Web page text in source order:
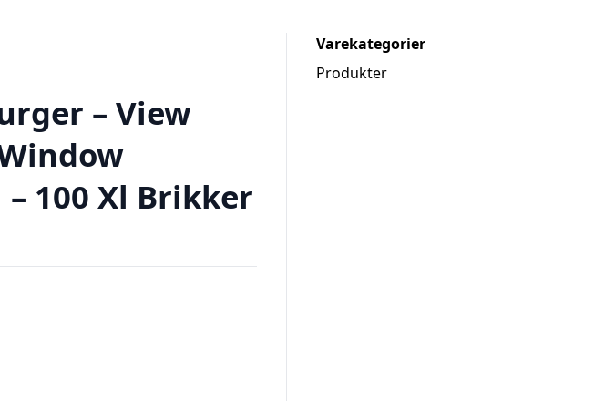
– View
– 100 Xl Brikker
Varekategorier
Produkter